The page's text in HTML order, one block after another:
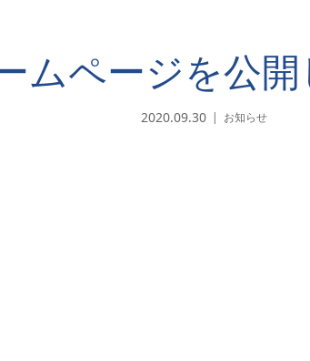
ムページを公開
2020.09.30 お知らせ